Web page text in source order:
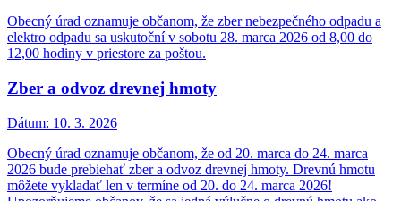
Obecný úrad oznamuje občanom, že zber nebezpečného odpadu a
elektro odpadu sa uskutoční v sobotu 28. marca 2026 od 8,00 do
12,00 hodiny v priestore za poštou.
Zber a odvoz drevnej hmoty
Dátum: 10. 3. 2026
Obecný úrad oznamuje občanom, že od 20. marca do 24. marca
2026 bude prebiehať zber a odvoz drevnej hmoty. Drevnú hmotu
môžete vykladať len v termíne od 20. do 24. marca 2026!